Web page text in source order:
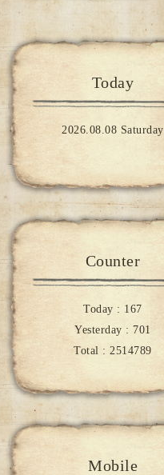
Today
2026.08.08 Saturday
Counter
Today : 167
Yesterday : 701
Total : 2514789
Mobile